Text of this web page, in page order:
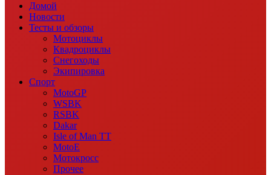
Домой
Новости
Тесты и обзоры
Мотоциклы
Квадроциклы
Снегоходы
Экипировка
Спорт
MotoGP
WSBK
RSBK
Dakar
Isle of Man TT
MotoE
Мотокросс
Прочее